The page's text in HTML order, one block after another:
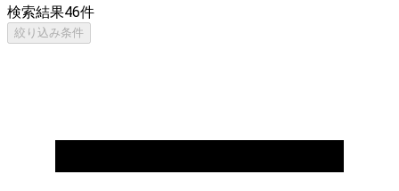
検索結果46件
絞り込み条件